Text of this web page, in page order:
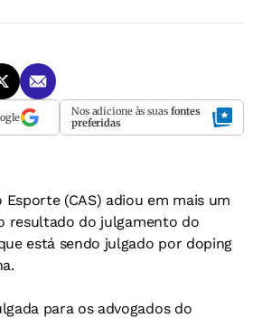
Nos adicione às suas fontes
preferidas
(CAS) adiou em mais um
resultado do julgamento do
está sendo julgado por doping
para os advogados do